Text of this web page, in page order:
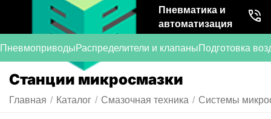
Пневматика и
автоматизация
ПневмоприводыРаспределители и клапаныПодготовка
Станции микросмазки
Главная / Каталог / Смазочная техника / Системы